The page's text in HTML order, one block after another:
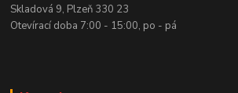
Skladová 9, Plzeň 330 23
Otevírací doba 7:00 - 15:00, po - pá